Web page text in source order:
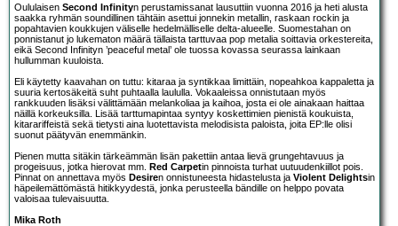
Oululaisen Second Infinityn perustamissanat lausuttiin vuonna 2016 ja heti alusta
saakka ryhmän soundillinen tähtäin asettui jonnekin metallin, raskaan rockin ja
popahtavien koukkujen väliselle hedelmälliselle delta-alueelle. Suomestahan on
ponnistanut jo lukematon määrä tällaista tarttuvaa pop metalia soittavia orkestereita,
eikä Second Infinityn ’peaceful metal’ ole tuossa kovassa seurassa lainkaan
hullumman kuuloista.
Eli käytetty kaavahan on tuttu: kitaraa ja syntikkaa limittäin, nopeahkoa kappaletta ja
suuria kertosäkeitä suht puhtaalla laululla. Vokaaleissa onnistutaan myös
rankkuuden lisäksi välittämään melankoliaa ja kaihoa, josta ei ole ainakaan haittaa
näillä korkeuksilla. Lisää tarttumapintaa syntyy koskettimien pienistä koukuista,
kitarariffeistä sekä tietysti aina luotettavista melodisista paloista, joita EP:lle olisi
suonut päätyvän enemmänkin.
Pienen mutta sitäkin tärkeämmän lisän pakettiin antaa lievä grungehtavuus ja
progeisuus, jotka hierovat mm. Red Carpetin pinnoista turhat uutuudenkiillot pois.
Pinnat on annettava myös Desiren onnistuneesta hidastelusta ja Violent Delightsin
häpeilemättömästä hitikkyydestä, jonka perusteella bändille on helppo povata
valoisaa tulevaisuutta.
Mika Roth